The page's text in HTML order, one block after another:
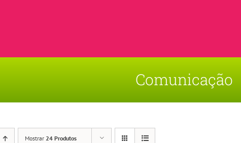
Comunicação
Mostrar 24 Produtos